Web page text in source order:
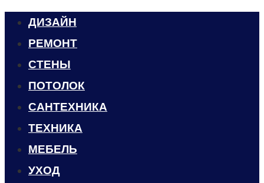
ДИЗАЙН
РЕМОНТ
СТЕНЫ
ПОТОЛОК
САНТЕХНИКА
ТЕХНИКА
МЕБЕЛЬ
УХОД